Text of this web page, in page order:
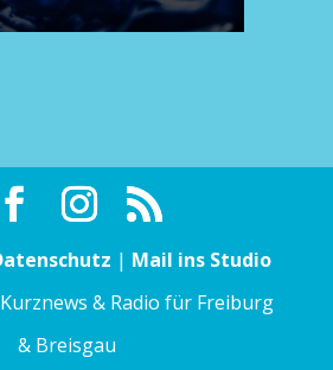
| Mail ins Studio
& Radio für Freiburg
& Breisgau